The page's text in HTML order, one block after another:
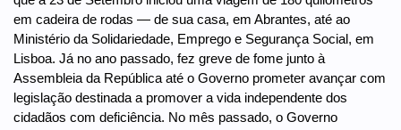
em cadeira de rodas — de sua casa, em Abrantes, até ao
Ministério da Solidariedade, Emprego e Segurança Social, em
Lisboa. Já no ano passado, fez greve de fome junto à
Assembleia da República até o Governo prometer avançar com
legislação destinada a promover a vida independente dos
cidadãos com deficiência. No mês passado, o Governo